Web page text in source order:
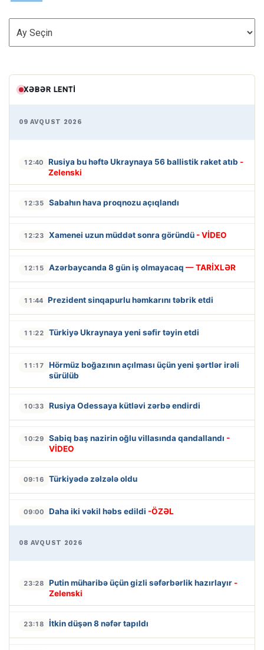
ARXİV
XƏBƏR LENTI
09 AVQUST 2026
12:40 Rusiya bu həftə Ukraynaya 56 ballistik raket atıb -
Zelenski
12:35 Sabahın hava proqnozu açıqlandı
12:23 Xamenei uzun müddət sonra göründü - VİDEO
12:15 Azərbaycanda 8 gün iş olmayacaq — TARİXLƏR
11:44 Prezident sinqapurlu həmkarını təbrik etdi
11:22 Türkiyə Ukraynaya yeni səfir təyin etdi
11:17
Hörmüz boğazının açılması üçün yeni şərtlər irəli
sürülüb
10:33 Rusiya Odessaya kütləvi zərbə endirdi
10:29 Sabiq baş nazirin oğlu villasında qandallandı -
VİDEO
09:16 Türkiyədə zəlzələ oldu
09:00 Daha iki vəkil həbs edildi -ÖZƏL
08 AVQUST 2026
23:28 Putin müharibə üçün gizli səfərbərlik hazırlayır -
Zelenski
23:18 İtkin düşən 8 nəfər tapıldı